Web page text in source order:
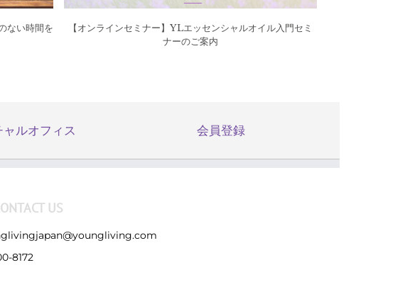
い時間を
【オンラインセミナー】YLエッセンシャルオイル入門セミ
ナーのご案内
ャルオフィス 会員登録
US
8172